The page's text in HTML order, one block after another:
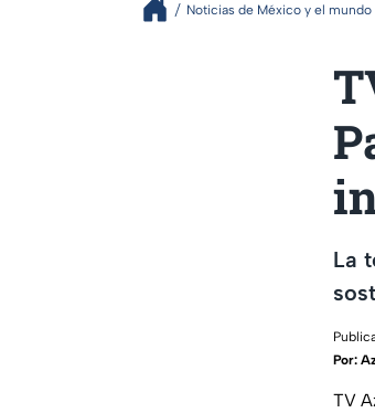
Noticias de México y el mundo
La
Por:
TV